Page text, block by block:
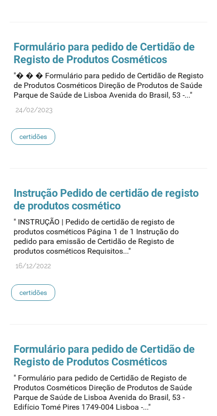
Formulário para pedido de Certidão de
Registo de Produtos Cosméticos
"� � � Formulário para pedido de Certidão de Registo
de Produtos Cosméticos Direção de Produtos de Saúde
Parque de Saúde de Lisboa Avenida do Brasil, 53 -..."
24/02/2023
certidões
Instrução Pedido de certidão de registo
de produtos cosmético
" INSTRUÇÃO | Pedido de certidão de registo de
produtos cosméticos Página 1 de 1 Instrução do
pedido para emissão de Certidão de Registo de
produtos cosméticos Requisitos..."
16/12/2022
certidões
Formulário para pedido de Certidão de
Registo de Produtos Cosméticos
" Formulário para pedido de Certidão de Registo de
Produtos Cosméticos Direção de Produtos de Saúde
Parque de Saúde de Lisboa Avenida do Brasil, 53 -
Edifício Tomé Pires 1749-004 Lisboa -..."